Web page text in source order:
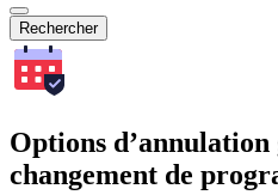
Rechercher
Options d’annulation
changement de